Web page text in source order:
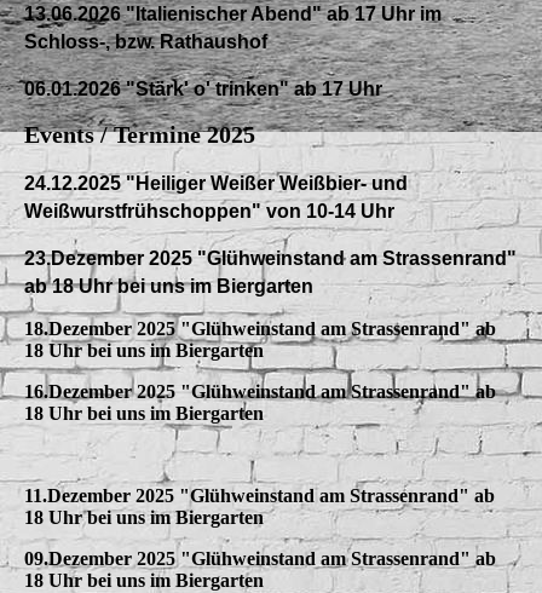
13.06.2026 "Italienischer Abend" ab 17 Uhr im
Schloss-, bzw. Rathaushof
06.01.2026 "Stärk' o' trinken" ab 17 Uhr
Events / Termine 2025
24.12.2025 "Heiliger Weißer Weißbier- und
Weißwurstfrühschoppen" von 10-14 Uhr
23.Dezember 2025 "Glühweinstand am Strassenrand"
ab 18 Uhr bei uns im Biergarten
18.Dezember 2025 "Glühweinstand am Strassenrand" ab
18 Uhr bei uns im Biergarten
16.Dezember 2025 "Glühweinstand am Strassenrand" ab
18 Uhr bei uns im Biergarten
11.Dezember 2025 "Glühweinstand am Strassenrand" ab
18 Uhr bei uns im Biergarten
09.Dezember 2025 "Glühweinstand am Strassenrand" ab
18 Uhr bei uns im Biergarten